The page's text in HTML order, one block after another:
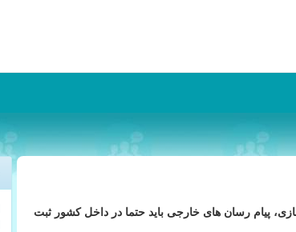
پیام رسان های خارجی باید حتما در داخل کشور ثبت